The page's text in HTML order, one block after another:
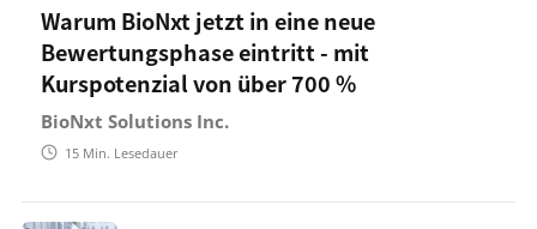
Warum BioNxt jetzt in eine neue
Bewertungsphase eintritt - mit
Kurspotenzial von über 700 %
BioNxt Solutions Inc.
15 Min. Lesedauer